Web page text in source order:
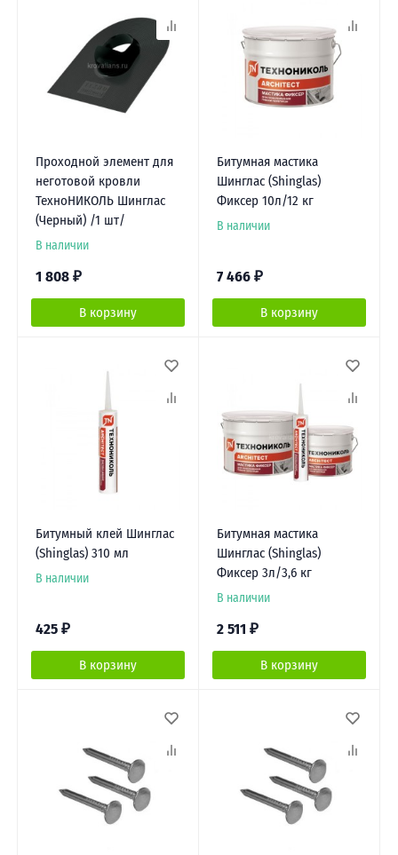
Проходной элемент для
неготовой кровли
ТехноНИКОЛЬ Шинглас
(Черный) /1 шт/
В наличии
1 808 ₽
В корзину
Битумная мастика
Шинглас (Shinglas)
Фиксер 10л/12 кг
В наличии
7 466 ₽
В корзину
Битумный клей Шинглас
(Shinglas) 310 мл
В наличии
425 ₽
В корзину
Битумная мастика
Шинглас (Shinglas)
Фиксер 3л/3,6 кг
В наличии
2 511 ₽
В корзину